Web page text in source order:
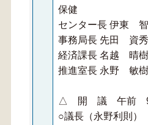
保健
センター長 伊東
事務局長 先田 資秀
経済課長 名越 晴
推進室長 永野 敏樹
△ 開 議 午前 9
○議長（永野利則）